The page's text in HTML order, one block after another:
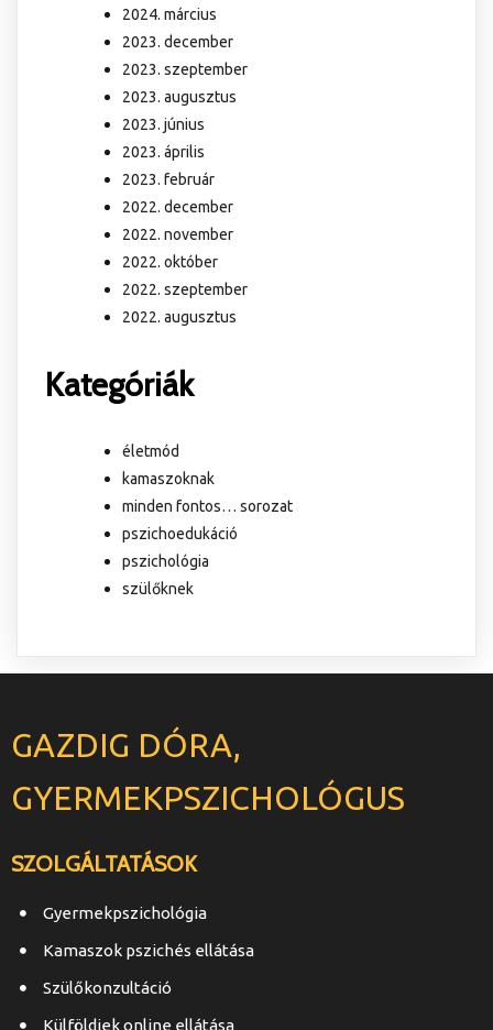
2024. március
2023. december
2023. szeptember
2023. augusztus
2023. június
2023. április
2023. február
2022. december
2022. november
2022. október
2022. szeptember
2022. augusztus
Kategóriák
életmód
kamaszoknak
minden fontos… sorozat
pszichoedukáció
pszichológia
szülőknek
GAZDIG DÓRA,
GYERMEKPSZICHOLÓGUS
SZOLGÁLTATÁSOK
Gyermekpszichológia
Kamaszok pszichés ellátása
Szülőkonzultáció
Külföldiek online ellátása